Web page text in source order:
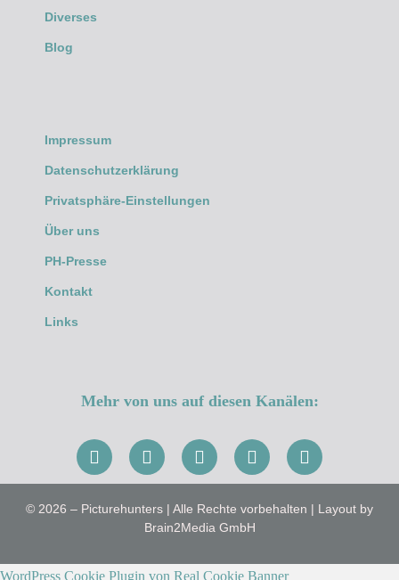
Diverses
Blog
Impressum
Datenschutzerklärung
Privatsphäre-Einstellungen
Über uns
PH-Presse
Kontakt
Links
Mehr von uns auf diesen Kanälen:
© 2026 – Picturehunters | Alle Rechte vorbehalten | Layout by
Brain2Media GmbH
WordPress Cookie Plugin von Real Cookie Banner